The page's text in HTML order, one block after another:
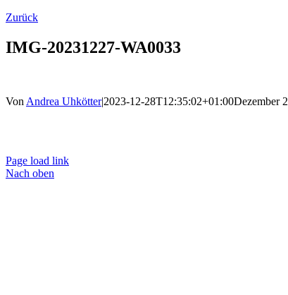
Zurück
IMG-20231227-WA0033
Von Andrea Uhkötter|2023-12-28T12:35:02+01:00Dezember
Page load link
Nach oben